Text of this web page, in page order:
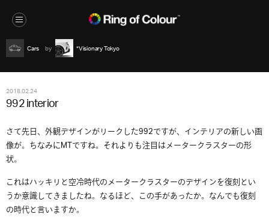
Cars *Visionary Tokyo
2018.02.24
992 interior
さて先日、外観デザインがリークした992ですが、インテリアの新しい画
像が。ちなみにMTですね。それよりも注目はメータークラスターの形
状。
これはハッキリと空冷時代のメータークラスターのデザインを復刻とい
うか意識してきましたね。なるほど、この手があったか。なんでも復刻
の時代と言いますか。